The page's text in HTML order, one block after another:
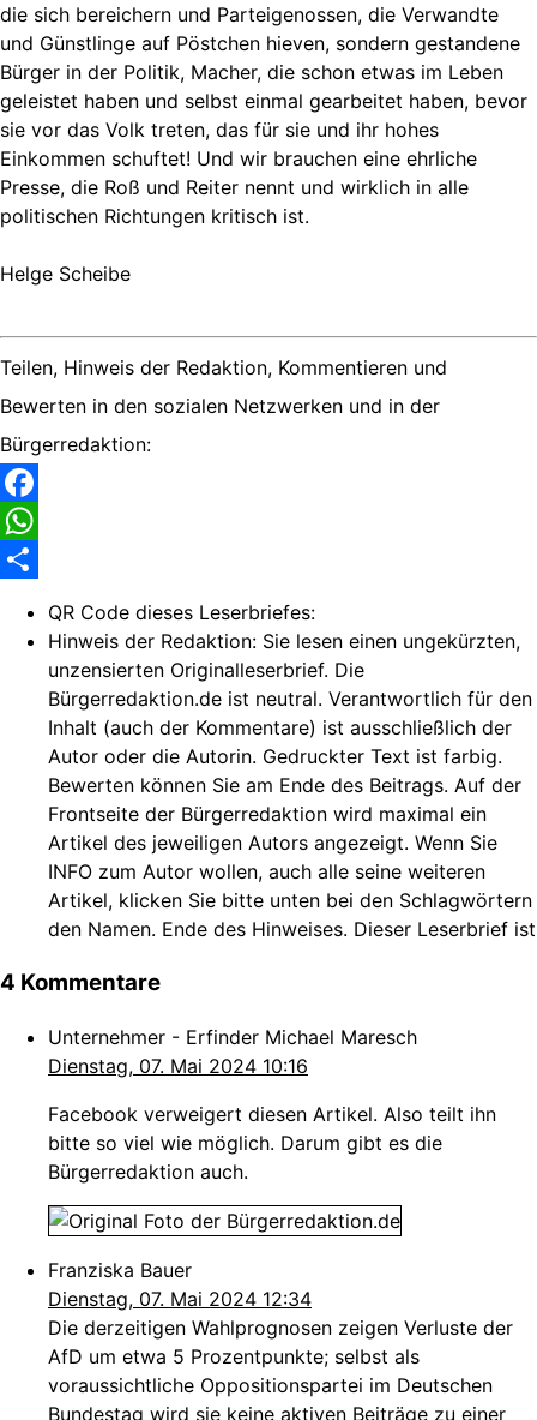
die sich bereichern und Parteigenossen, die Verwandte
und Günstlinge auf Pöstchen hieven, sondern gestandene
Bürger in der Politik, Macher, die schon etwas im Leben
geleistet haben und selbst einmal gearbeitet haben, bevor
sie vor das Volk treten, das für sie und ihr hohes
Einkommen schuftet! Und wir brauchen eine ehrliche
Presse, die Roß und Reiter nennt und wirklich in alle
politischen Richtungen kritisch ist.
Helge Scheibe
Teilen, Hinweis der Redaktion, Kommentieren und
Bewerten in den sozialen Netzwerken und in der
Bürgerredaktion:
Facebook
WhatsApp
QR Code dieses Leserbriefes:
Hinweis der Redaktion: Sie lesen einen ungekürzten,
unzensierten Originalleserbrief. Die
Bürgerredaktion.de ist neutral. Verantwortlich für den
Inhalt (auch der Kommentare) ist ausschließlich der
Autor oder die Autorin. Gedruckter Text ist farbig.
Bewerten können Sie am Ende des Beitrags. Auf der
Frontseite der Bürgerredaktion wird maximal ein
Artikel des jeweiligen Autors angezeigt. Wenn Sie
INFO zum Autor wollen, auch alle seine weiteren
Artikel, klicken Sie bitte unten bei den Schlagwörtern
den Namen. Ende des Hinweises. Dieser Leserbrief ist
4 Kommentare
Unternehmer - Erfinder Michael Maresch
Dienstag, 07. Mai 2024 10:16
Facebook verweigert diesen Artikel. Also teilt ihn
bitte so viel wie möglich. Darum gibt es die
Bürgerredaktion auch.
Franziska Bauer
Dienstag, 07. Mai 2024 12:34
Die derzeitigen Wahlprognosen zeigen Verluste der
AfD um etwa 5 Prozentpunkte; selbst als
voraussichtliche Oppositionspartei im Deutschen
Bundestag wird sie keine aktiven Beiträge zu einer